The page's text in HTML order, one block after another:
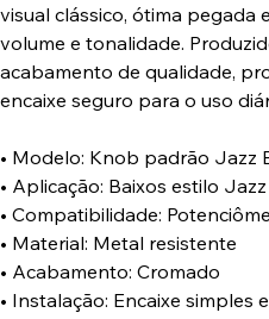
visual clássico, ótima pegada
volume e tonalidade.
acabamento de qualidade,
encaixe seguro para o uso
• Modelo: Knob padrão Jazz
• Aplicação: Baixos estilo
• Compatibilidade:
• Material: Metal resistente
• Acabamento: Cromado
• Instalação: Encaixe simples